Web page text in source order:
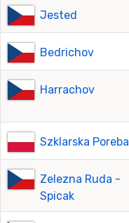
Jested
Bedrichov
Harrachov
Szklarska Poreba
Zelezna Ruda -
Spicak